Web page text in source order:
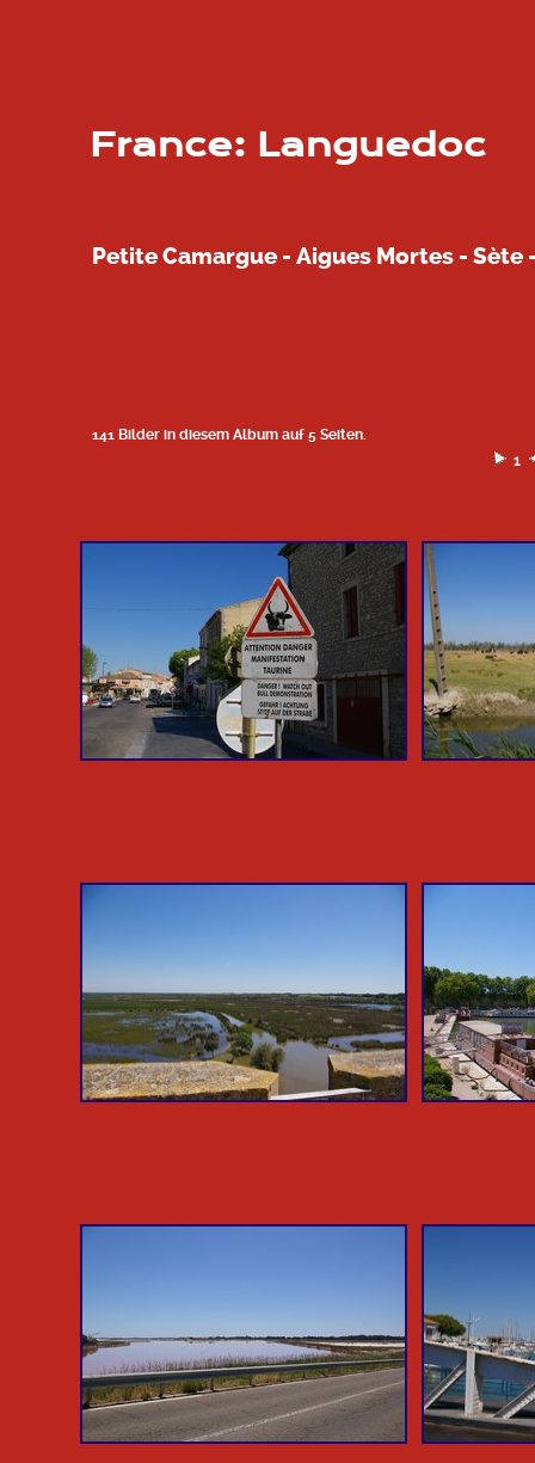
France: Languedoc
Petite Camargue - Aigues Mortes - Sète
141 Bilder in diesem Album auf 5 Seiten.
1